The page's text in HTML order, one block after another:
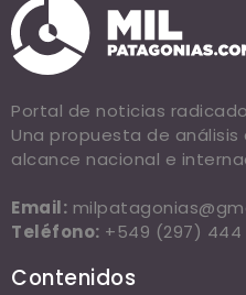
Portal de noticias
Una propuesta de
alcance nacional e
Email:
Teléfono: +549 (297) 444
Contenidos